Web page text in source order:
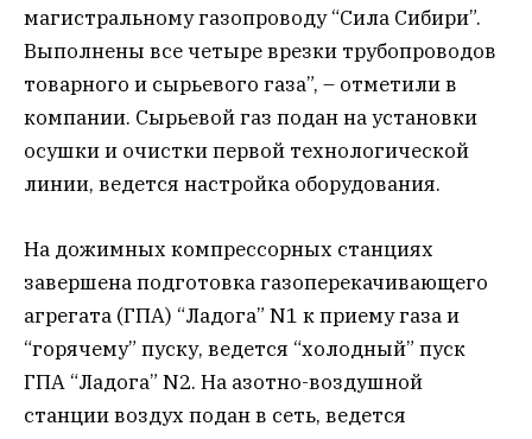
магистральному газопроводу “Сила Сибири”.
Выполнены все четыре врезки трубопроводов
товарного и сырьевого газа”, – отметили в
компании. Сырьевой газ подан на установки
осушки и очистки первой технологической
линии, ведется настройка оборудования.
На дожимных компрессорных станциях
завершена подготовка газоперекачивающего
агрегата (ГПА) “Ладога” N1 к приему газа и
“горячему” пуску, ведется “холодный” пуск
ГПА “Ладога” N2. На азотно-воздушной
станции воздух подан в сеть, ведется